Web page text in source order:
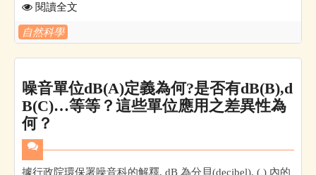
閱讀全文
自然科學
噪音單位dB(A)定義為何?是否有dB(B),d
B(C)…等等？這些單位應用之差異性為
何？
據行政院環保署噪音科的解釋, dB 為分貝(decibel). ( ) 內的